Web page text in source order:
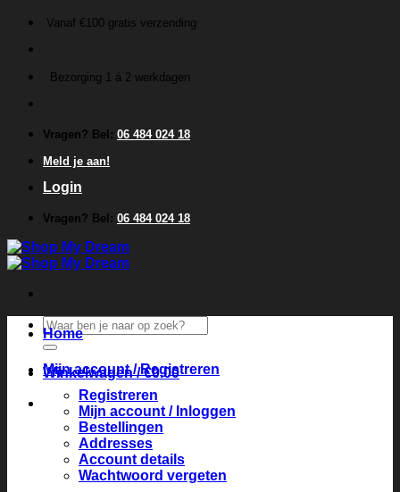
inhoud
Vanaf €100 gratis verzending
Bezorging 1 á 2 werkdagen
Vragen? Bel: 06 484 024 18
Meld je aan!
Login
Vragen? Bel: 06 484 024 18
Zoeken
naar:
Winkelwagen /€0.00
Home
Mijn account / Registreren
Registreren
Mijn account / Inloggen
Bestellingen
Addresses
Account details
Wachtwoord vergeten